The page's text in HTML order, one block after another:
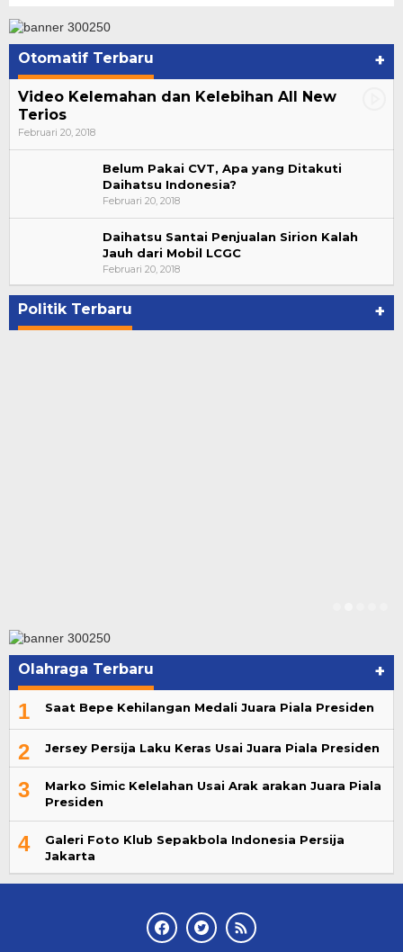
Otomatif Terbaru +
Video Kelemahan dan Kelebihan All New
Terios
Februari 20, 2018
Belum Pakai CVT, Apa yang Ditakuti
Daihatsu Indonesia?
Februari 20, 2018
Daihatsu Santai Penjualan Sirion Kalah
Jauh dari Mobil LCGC
Februari 20, 2018
Politik Terbaru +
Bupati Ahmad Hijazi, Hadiri Paripurna Hasil
Penetapan Paslon Bupati dan Wabup Te…
Di NASIONAL, POLITIK, REJANG LEBONG
Olahraga Terbaru +
1 Saat Bepe Kehilangan Medali Juara Piala Presiden
2 Jersey Persija Laku Keras Usai Juara Piala Presiden
3
Marko Simic Kelelahan Usai Arak arakan Juara Piala
Presiden
4
Galeri Foto Klub Sepakbola Indonesia Persija
Jakarta